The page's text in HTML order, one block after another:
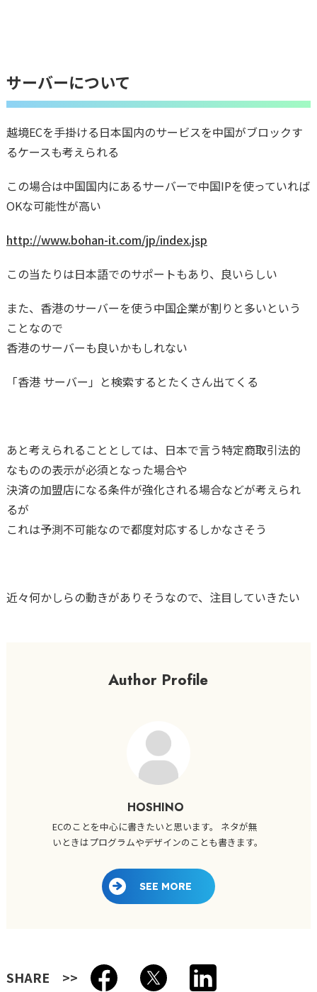
サーバーについて
越境ECを手掛ける日本国内のサービスを中国がブロックす
るケースも考えられる
この場合は中国国内にあるサーバーで中国IPを使っていれば
OKな可能性が高い
http://www.bohan-it.com/jp/index.jsp
この当たりは日本語でのサポートもあり、良いらしい
また、香港のサーバーを使う中国企業が割りと多いという
ことなので
香港のサーバーも良いかもしれない
「香港 サーバー」と検索するとたくさん出てくる
あと考えられることとしては、日本で言う特定商取引法的
なものの表示が必須となった場合や
決済の加盟店になる条件が強化される場合などが考えられ
るが
これは予測不可能なので都度対応するしかなさそう
近々何かしらの動きがありそうなので、注目していきたい
Author Profile
HOSHINO
ECのことを中心に書きたいと思います。 ネタが無
いときはプログラムやデザインのことも書きます。
SEE MORE
SHARE